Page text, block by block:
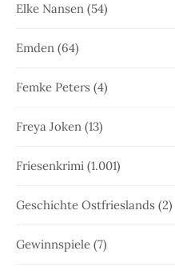
Elke Nansen (54)
Emden (64)
Femke Peters (4)
Freya Joken (13)
Friesenkrimi (1.001)
Geschichte Ostfrieslands (2)
Gewinnspiele (7)